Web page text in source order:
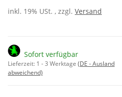
inkl. 19% USt. , zzgl. Versand
Sofort verfügbar
Lieferzeit: 1 - 3 Werktage (DE - Ausland
abweichend)